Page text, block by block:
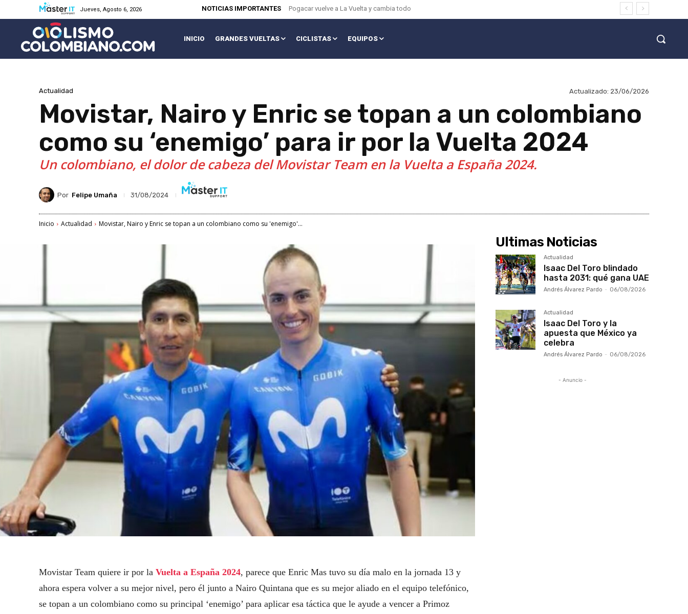
Jueves, Agosto 6, 2026 NOTICIAS IMPORTANTES Pogacar vuelve a La Vuelta y cambia todo
INICIO GRANDES VUELTAS CICLISTAS EQUIPOS
Actualidad Actualizado: 23/06/2026
Movistar, Nairo y Enric se topan a un colombiano
como su ‘enemigo’ para ir por la Vuelta 2024
Un colombiano, el dolor de cabeza del Movistar Team en la Vuelta a España 2024.
Por Felipe Umaña 31/08/2024
Inicio Actualidad Movistar, Nairo y Enric se topan a un colombiano como su 'enemigo'...
Movistar Team quiere ir por la Vuelta a España 2024, parece que Enric Mas tuvo su día malo en la jornada 13 y
ahora espera volver a su mejor nivel, pero él junto a Nairo Quintana que es su mejor aliado en el equipo telefónico,
se topan a un colombiano como su principal ‘enemigo’ para aplicar esa táctica que le ayude a vencer a Primoz
Ultimas Noticias
Actualidad
Isaac Del Toro blindado
hasta 2031: qué gana UAE
Andrés Álvarez Pardo - 06/08/2026
Actualidad
Isaac Del Toro y la
apuesta que México ya
celebra
Andrés Álvarez Pardo - 06/08/2026
- Anuncio -